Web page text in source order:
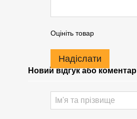
Оцініть товар
Надіслати
Новий відгук або коментар